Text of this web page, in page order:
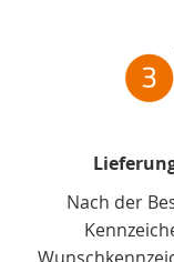
Nach der